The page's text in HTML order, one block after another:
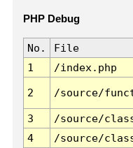
PHP Debug
No. File
1
/index.php
2 /source/
3 /source/
4
/source/